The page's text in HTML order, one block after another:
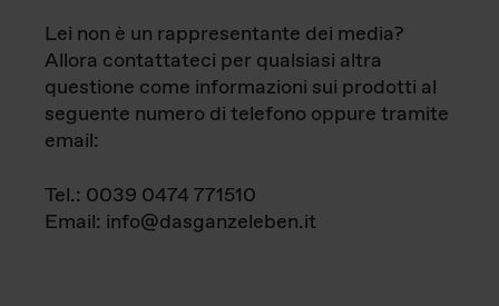
Lei non è un rappresentante dei media?
Allora contattateci per qualsiasi altra
questione come informazioni sui prodotti al
seguente numero di telefono oppure tramite
email:
Tel.: 0039 0474 771510
Email: info@dasganzeleben.it